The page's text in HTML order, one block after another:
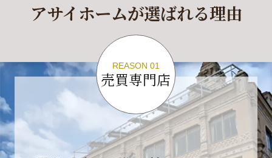
休業期間中に頂きましたお問い合わせにつきま
2026年5月7日(木)以降、順次対応させて頂きま
ご不便をおかけいたしますが、何卒ご理解の程
よろしくお願いいたします。
2026-04-17
【臨時休業のお知らせ】
アサイホームが選ばれる理由
REASON 01
売買専門店